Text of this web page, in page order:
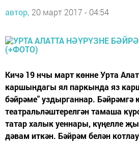
автор, 20 март 2017 - 04:54
Кичә 19 нчы март көнне Урта
каршындагы ял паркында яз
бәйрәме" уздырганнар. Бәйрәмгә
театральләштерелгән тамаша
татар халык уеннары, күңелле
дәвам иткән. Бәйрәм белән